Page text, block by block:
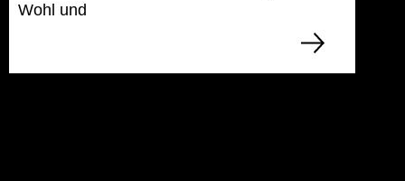
Wohl und